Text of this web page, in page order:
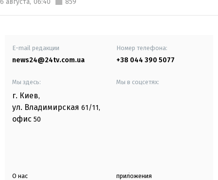
E-mail редакции
news24@24tv.com.ua
Номер телефона:
+38 044 390 5077
Мы здесь:
г. Киев,
ул. Владимирская 61/11,
офис 50
Мы в соцсетях:
О нас приложения